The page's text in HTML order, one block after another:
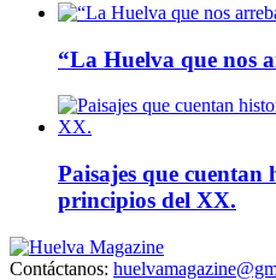
“La Huelva que nos
Paisajes que
principios del XX.
Contáctanos: